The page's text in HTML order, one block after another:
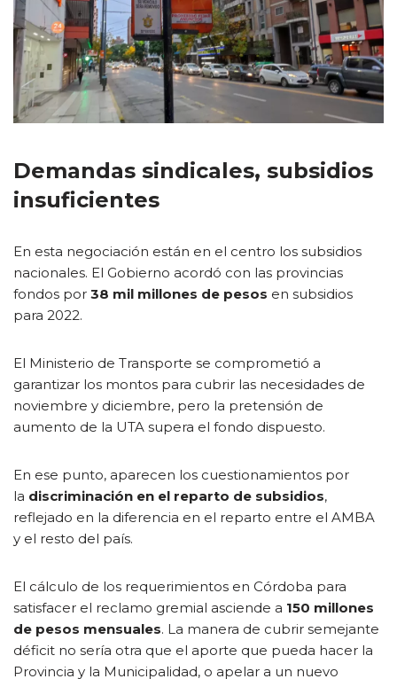
Demandas sindicales, subsidios
insuficientes
En esta negociación están en el centro los subsidios
nacionales. El Gobierno acordó con las provincias
fondos por 38 mil millones de pesos en subsidios
para 2022.
El Ministerio de Transporte se comprometió a
garantizar los montos para cubrir las necesidades de
noviembre y diciembre, pero la pretensión de
aumento de la UTA supera el fondo dispuesto.
En ese punto, aparecen los cuestionamientos por
la discriminación en el reparto de subsidios,
reflejado en la diferencia en el reparto entre el AMBA
y el resto del país.
El cálculo de los requerimientos en Córdoba para
satisfacer el reclamo gremial asciende a 150 millones
de pesos mensuales. La manera de cubrir semejante
déficit no sería otra que el aporte que pueda hacer la
Provincia y la Municipalidad, o apelar a un nuevo